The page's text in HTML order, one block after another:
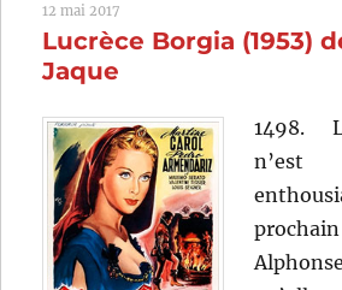
12 mai 2017
Lucrèce Borgia (1953)
Jaque
1498.